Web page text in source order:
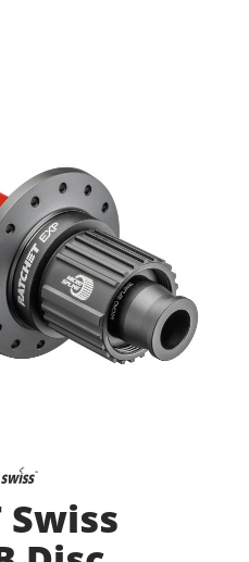
Swiss